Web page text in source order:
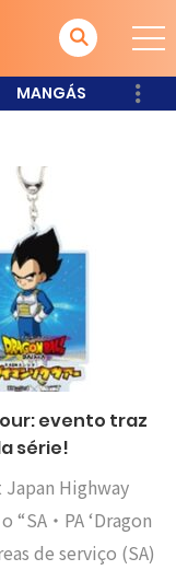
MANGÁS
evento traz
série!
Japan Highway
・PA ‘Dragon
de serviço (SA)